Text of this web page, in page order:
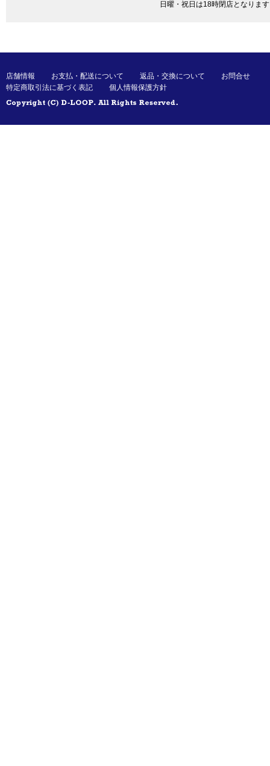
日曜・祝日は18時閉店となりま
店舗情報 お支払・配送について 返品・交換について
お問合せ
特定商取引法に基づく表記
個人情報保護方針